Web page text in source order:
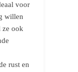
voor
willen
ze ook
rust en